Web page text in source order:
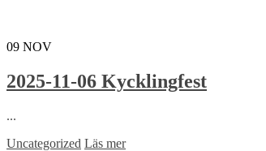
09 NOV
2025-11-06 Kycklingfest
...
Uncategorized Läs mer